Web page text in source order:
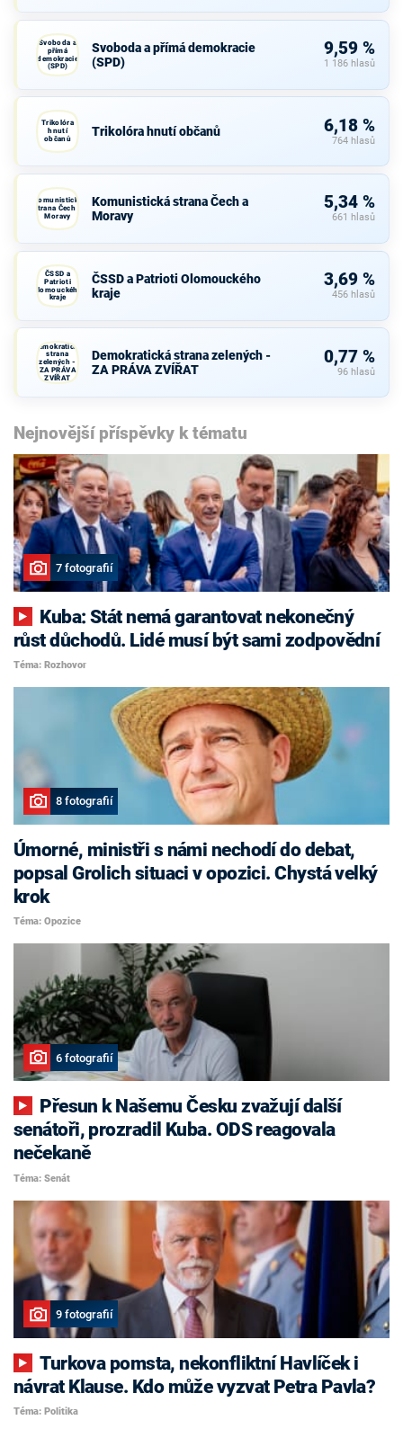
Svoboda a
přímá
demokracie
(SPD)
Svoboda a přímá demokracie
(SPD)
9,59 %
1 186 hlasů
Trikolóra
hnutí
občanů
Trikolóra hnutí občanů 6,18 %
764 hlasů
Komunistická
strana Čech a
Moravy
Komunistická strana Čech a
Moravy
5,34 %
661 hlasů
ČSSD a
Patrioti
Olomouckého
kraje
ČSSD a Patrioti Olomouckého
kraje
3,69 %
456 hlasů
Demokratická
strana
zelených -
ZA PRÁVA
ZVÍŘAT
Demokratická strana zelených -
ZA PRÁVA ZVÍŘAT
0,77 %
96 hlasů
Nejnovější příspěvky k tématu
7 fotografií
růst důchodů. Lidé musí být sami zodpovědní
Téma: Rozhovor
8 fotografií
Úmorné, ministři s námi nechodí do debat,
popsal Grolich situaci v opozici. Chystá velký
krok
Téma: Opozice
6 fotografií
senátoři, prozradil Kuba. ODS reagovala
nečekaně
Téma: Senát
9 fotografií
Turkova pomsta, nekonfliktní Havlíček i
návrat Klause. Kdo může vyzvat Petra Pavla?
Téma: Politika